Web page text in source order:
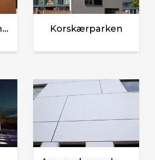
Opus Carré, Odense Korskærparken